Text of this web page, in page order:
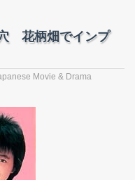
花柄畑でインプ
Movie & Drama